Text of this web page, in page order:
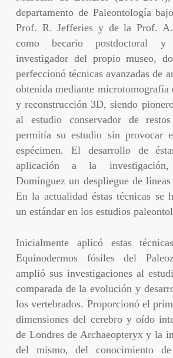
departamento de Paleontología
Prof. R. Jefferies y de la Prof.
como becario postdoctoral y
investigador del propio museo,
perfeccionó técnicas avanzadas de
obtenida mediante microtomografía
y reconstrucción 3D, siendo
al estudio conservador de
permitía su estudio sin provocar
espécimen. El desarrollo de
aplicación a la
Domínguez un despliegue de
En la actualidad éstas técnicas se
un estándar en los estudios
Inicialmente aplicó estas
Equinodermos fósiles del
amplió sus investigaciones al
comparada de la evolución y
los vertebrados. Proporcionó el
dimensiones del cerebro y oído
de Londres de Archaeopteryx y la
del mismo, del conocimiento de